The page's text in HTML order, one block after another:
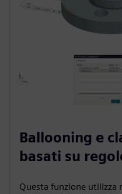
Ballooning e
basati su
Questa funzione utilizza